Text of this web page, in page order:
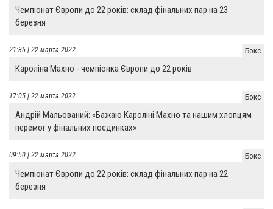
Чемпіонат Європи до 22 років: склад фінальних пар на 23
березня
Бокс
21:35 | 22 марта 2022
Кароліна Махно - чемпіонка Європи до 22 років
Бокс
17:05 | 22 марта 2022
Андрій Мальований: «Бажаю Кароліні Махно та нашим хлопцям
перемог у фінальних поєдинках»
Бокс
09:50 | 22 марта 2022
Чемпіонат Європи до 22 років: склад фінальних пар на 22
березня